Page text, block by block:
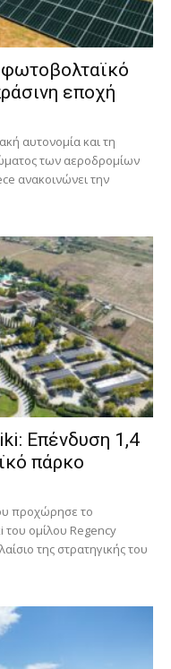
εποχή
αυτονομία και τη
των αεροδρομίων
ανακοινώνει την
Επένδυση 1,4
πάρκο
προχώρησε το
ομίλου Regency
της στρατηγικής του